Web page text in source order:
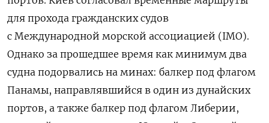
для прохода гражданских судов
с Международной морской ассоциацией (IMO).
Однако за прошедшее время как минимум два
судна подорвались на минах: балкер под флагом
Панамы, направлявшийся в один из дунайских
портов, а также балкер под флагом Либерии,